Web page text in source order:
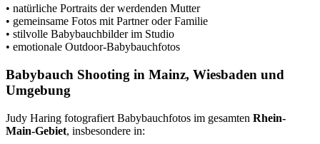
• natürliche Portraits der werdenden Mutter
• gemeinsame Fotos mit Partner oder Familie
• stilvolle Babybauchbilder im Studio
• emotionale Outdoor-Babybauchfotos
Babybauch Shooting in Mainz, Wiesbaden und
Umgebung
Judy Haring fotografiert Babybauchfotos im gesamten Rhein-
Main-Gebiet, insbesondere in: